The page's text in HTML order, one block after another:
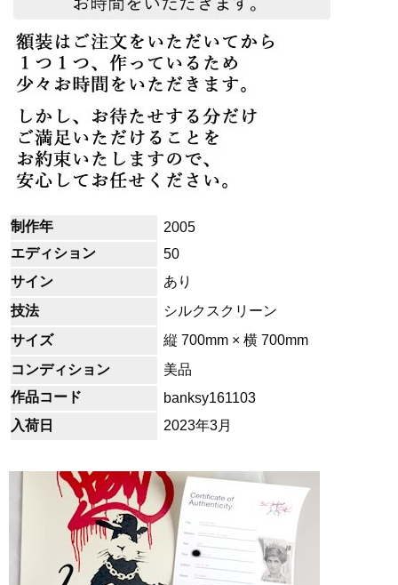
制作年
2005
エディション
50
サイン
あり
技法
シルクスクリーン
サイズ
縦 700mm × 横 700mm
コンディション
美品
作品コード
banksy161103
入荷日
2023年3月